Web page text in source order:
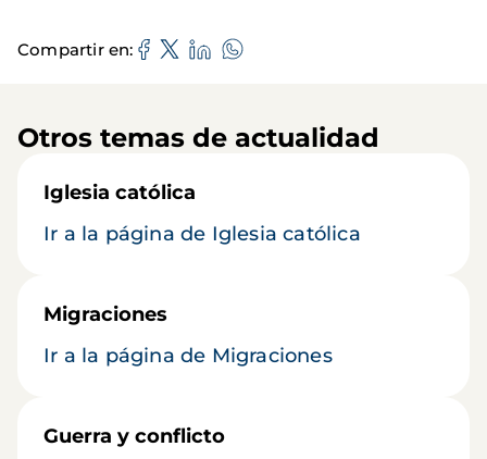
Compartir en
Otros temas de actualidad
Iglesia católica
Ir a la página de Iglesia católica
Migraciones
Ir a la página de Migraciones
Guerra y conflicto